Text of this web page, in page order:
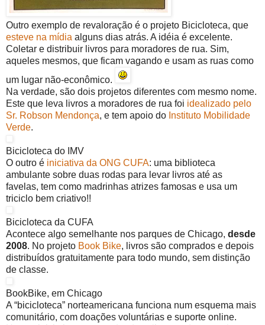
Outro exemplo de revaloração é o projeto Bicicloteca, que
esteve na mídia alguns dias atrás. A idéia é excelente.
Coletar e distribuir livros para moradores de rua. Sim,
aqueles mesmos, que ficam vagando e usam as ruas como
um lugar não-econômico.
Na verdade, são dois projetos diferentes com mesmo nome.
Este que leva livros a moradores de rua foi idealizado pelo
Sr. Robson Mendonça, e tem apoio do Instituto Mobilidade
Verde.
Bicicloteca do IMV
O outro é iniciativa da ONG CUFA: uma biblioteca
ambulante sobre duas rodas para levar livros até as
favelas, tem como madrinhas atrizes famosas e usa um
triciclo bem criativo!!
Bicicloteca da CUFA
Acontece algo semelhante nos parques de Chicago, desde
2008. No projeto Book Bike, livros são comprados e depois
distribuídos gratuitamente para todo mundo, sem distinção
de classe.
BookBike, em Chicago
A “bicicloteca” norteamericana funciona num esquema mais
comunitário, com doações voluntárias e suporte online.